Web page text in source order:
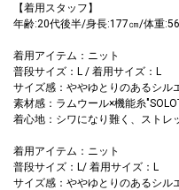
【着用スタッフ】
年齢:20代後半/身長:177㎝/体重
着用アイテム：ニット
普段サイズ：L / 着用サイズ：L
サイズ感：ややゆとりのあるシル
素材感：ラムウール×機能糸
着心地：シワになり難く、ストレ
着用アイテム：ニット
普段サイズ：L/ 着用サイズ：L
サイズ感：ややゆとりのあるシル